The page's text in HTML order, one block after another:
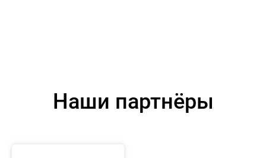
Наши партнёры